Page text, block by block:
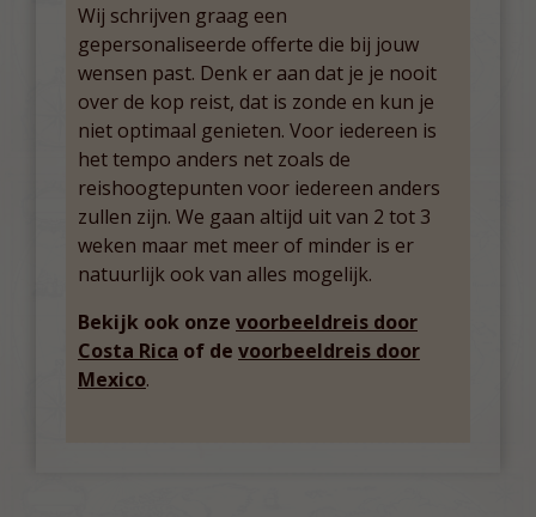
Wij schrijven graag een
gepersonaliseerde offerte die bij jouw
wensen past. Denk er aan dat je je nooit
over de kop reist, dat is zonde en kun je
niet optimaal genieten. Voor iedereen is
het tempo anders net zoals de
reishoogtepunten voor iedereen anders
zullen zijn. We gaan altijd uit van 2 tot 3
weken maar met meer of minder is er
natuurlijk ook van alles mogelijk.
Bekijk ook onze voorbeeldreis door
Costa Rica of de voorbeeldreis door
Mexico.